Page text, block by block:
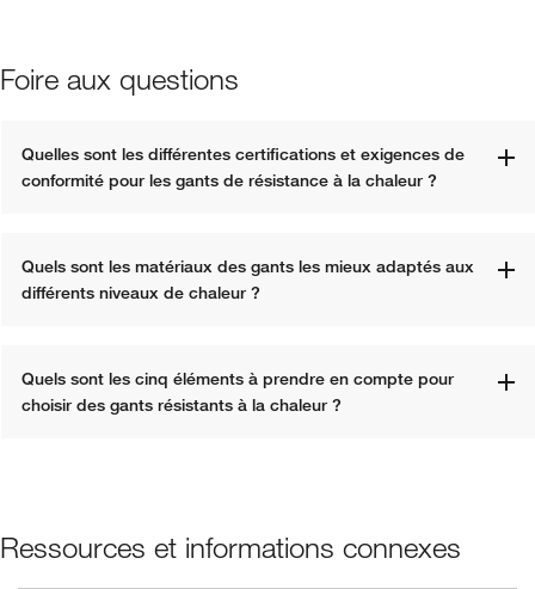
Foire aux questions
Quelles sont les différentes certifications et exigences de
conformité pour les gants de résistance à la chaleur ?
Quels sont les matériaux des gants les mieux adaptés aux
différents niveaux de chaleur ?
Quels sont les cinq éléments à prendre en compte pour
choisir des gants résistants à la chaleur ?
Ressources et informations connexes